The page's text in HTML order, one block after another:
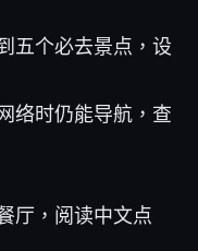
五个必去景点，设
络时仍能导航，查
厅，阅读中文点